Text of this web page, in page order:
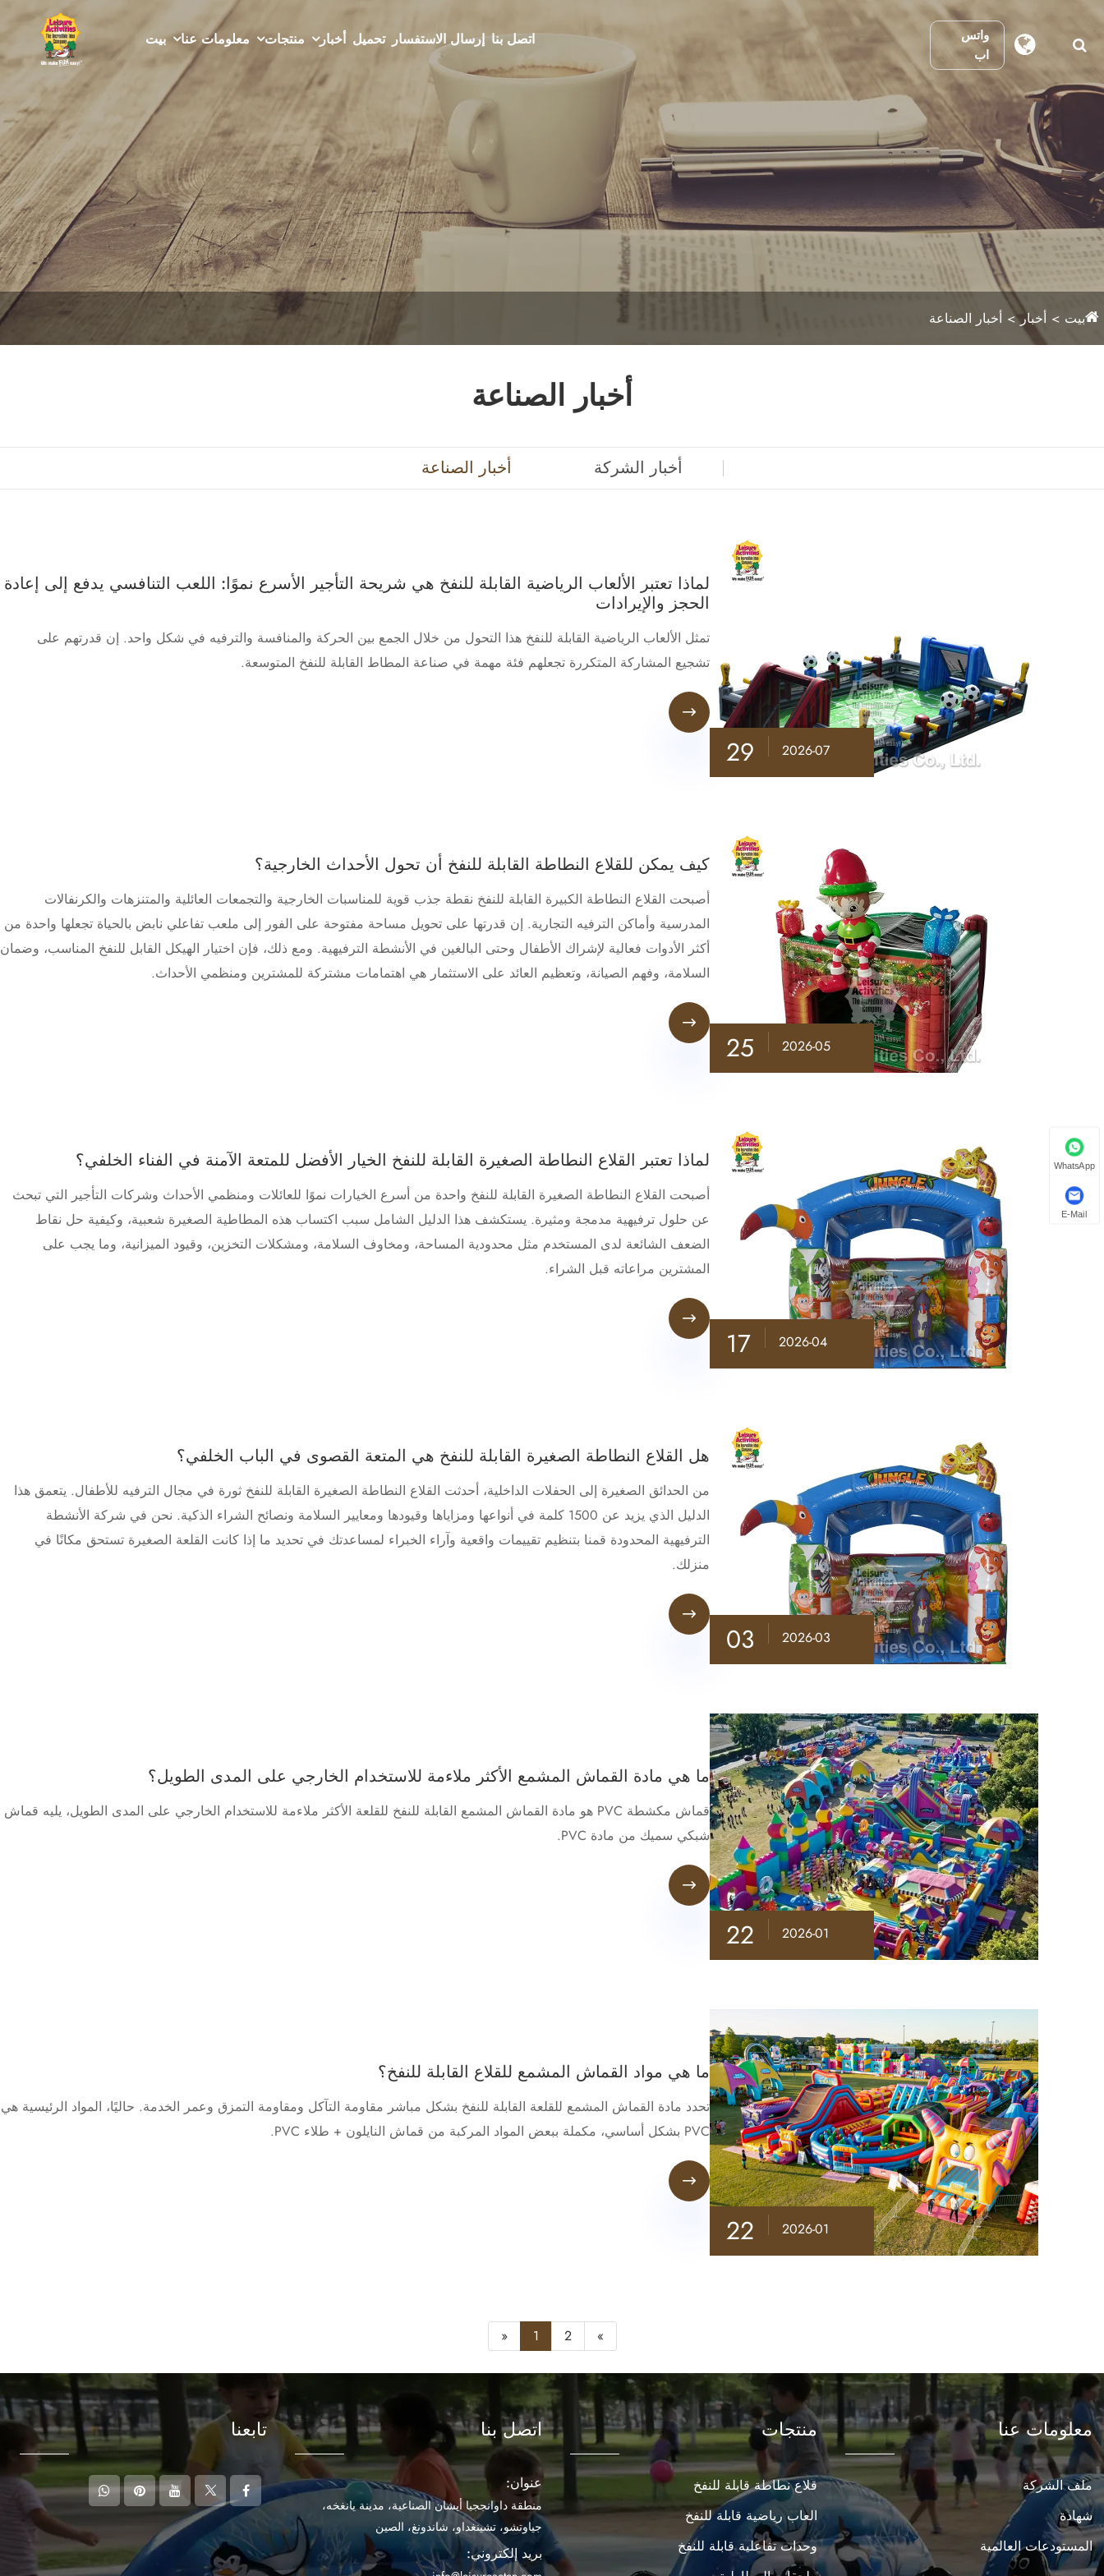
واتس
اب
بيت معلومات عنا منتجات أخبار تحميل إرسال الاستفسار اتصل بنا
بيت أخبار أخبار الصناعة
أخبار الصناعة
أخبار الشركة أخبار الصناعة
29 2026-07
لماذا تعتبر الألعاب الرياضية القابلة للنفخ هي شريحة التأجير الأسرع نموًا: اللعب التنافسي يدفع إلى إعادة
الحجز والإيرادات
تمثل الألعاب الرياضية القابلة للنفخ هذا التحول من خلال الجمع بين الحركة والمنافسة والترفيه في شكل واحد. إن قدرتهم على
تشجيع المشاركة المتكررة تجعلهم فئة مهمة في صناعة المطاط القابلة للنفخ المتوسعة.

25 2026-05
كيف يمكن للقلاع النطاطة القابلة للنفخ أن تحول الأحداث الخارجية؟
أصبحت القلاع النطاطة الكبيرة القابلة للنفخ نقطة جذب قوية للمناسبات الخارجية والتجمعات العائلية والمتنزهات والكرنفالات
المدرسية وأماكن الترفيه التجارية. إن قدرتها على تحويل مساحة مفتوحة على الفور إلى ملعب تفاعلي نابض بالحياة تجعلها واحدة من
أكثر الأدوات فعالية لإشراك الأطفال وحتى البالغين في الأنشطة الترفيهية. ومع ذلك، فإن اختيار الهيكل القابل للنفخ المناسب، وضمان
السلامة، وفهم الصيانة، وتعظيم العائد على الاستثمار هي اهتمامات مشتركة للمشترين ومنظمي الأحداث.

17 2026-04
لماذا تعتبر القلاع النطاطة الصغيرة القابلة للنفخ الخيار الأفضل للمتعة الآمنة في الفناء الخلفي؟
أصبحت القلاع النطاطة الصغيرة القابلة للنفخ واحدة من أسرع الخيارات نموًا للعائلات ومنظمي الأحداث وشركات التأجير التي تبحث
عن حلول ترفيهية مدمجة ومثيرة. يستكشف هذا الدليل الشامل سبب اكتساب هذه المطاطية الصغيرة شعبية، وكيفية حل نقاط
الضعف الشائعة لدى المستخدم مثل محدودية المساحة، ومخاوف السلامة، ومشكلات التخزين، وقيود الميزانية، وما يجب على
المشترين مراعاته قبل الشراء.

03 2026-03
هل القلاع النطاطة الصغيرة القابلة للنفخ هي المتعة القصوى في الباب الخلفي؟
من الحدائق الصغيرة إلى الحفلات الداخلية، أحدثت القلاع النطاطة الصغيرة القابلة للنفخ ثورة في مجال الترفيه للأطفال. يتعمق هذا
الدليل الذي يزيد عن 1500 كلمة في أنواعها ومزاياها وقيودها ومعايير السلامة ونصائح الشراء الذكية. نحن في شركة الأنشطة
الترفيهية المحدودة قمنا بتنظيم تقييمات واقعية وآراء الخبراء لمساعدتك في تحديد ما إذا كانت القلعة الصغيرة تستحق مكانًا في
منزلك.

22 2026-01
ما هي مادة القماش المشمع الأكثر ملاءمة للاستخدام الخارجي على المدى الطويل؟
قماش مكشطة PVC هو مادة القماش المشمع القابلة للنفخ للقلعة الأكثر ملاءمة للاستخدام الخارجي على المدى الطويل، يليه قماش
شبكي سميك من مادة PVC.

22 2026-01
ما هي مواد القماش المشمع للقلاع القابلة للنفخ؟
تحدد مادة القماش المشمع للقلعة القابلة للنفخ بشكل مباشر مقاومة التآكل ومقاومة التمزق وعمر الخدمة. حاليًا، المواد الرئيسية هي
PVC بشكل أساسي، مكملة ببعض المواد المركبة من قماش النايلون + طلاء PVC.

« 1 2 »
معلومات عنا
ملف الشركة
شهادة
المستودعات العالمية
منتجات
قلاع نطاطة قابلة للنفخ
العاب رياضية قابلة للنفخ
وحدات تفاعلية قابلة للنفخ
اتصل بنا
عنوان:
منطقة داوانججيا أيشان الصناعية، مدينة يانغخه،
جياوتشو، تشينغداو، شاندونغ، الصين
بريد إلكتروني:
تابعنا
WhatsApp
E-Mail